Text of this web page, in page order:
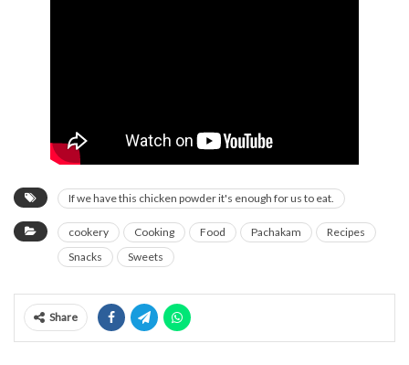
If we have this chicken powder it's enough for us to eat.
cookery Cooking Food Pachakam
Recipes
Snacks
Sweets
Share